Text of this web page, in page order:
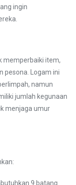
ingin
memperbaiki item,
pesona. Logam ini
namun
jumlah kegunaan
menjaga umur
9 batang